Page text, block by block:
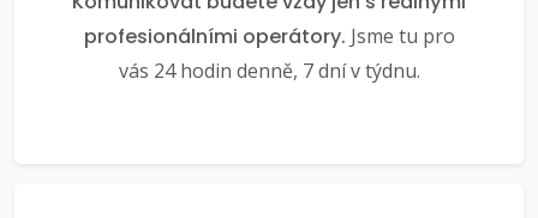
profesionálními operátory. Jsme tu pro
vás 24 hodin denně, 7 dní v týdnu.